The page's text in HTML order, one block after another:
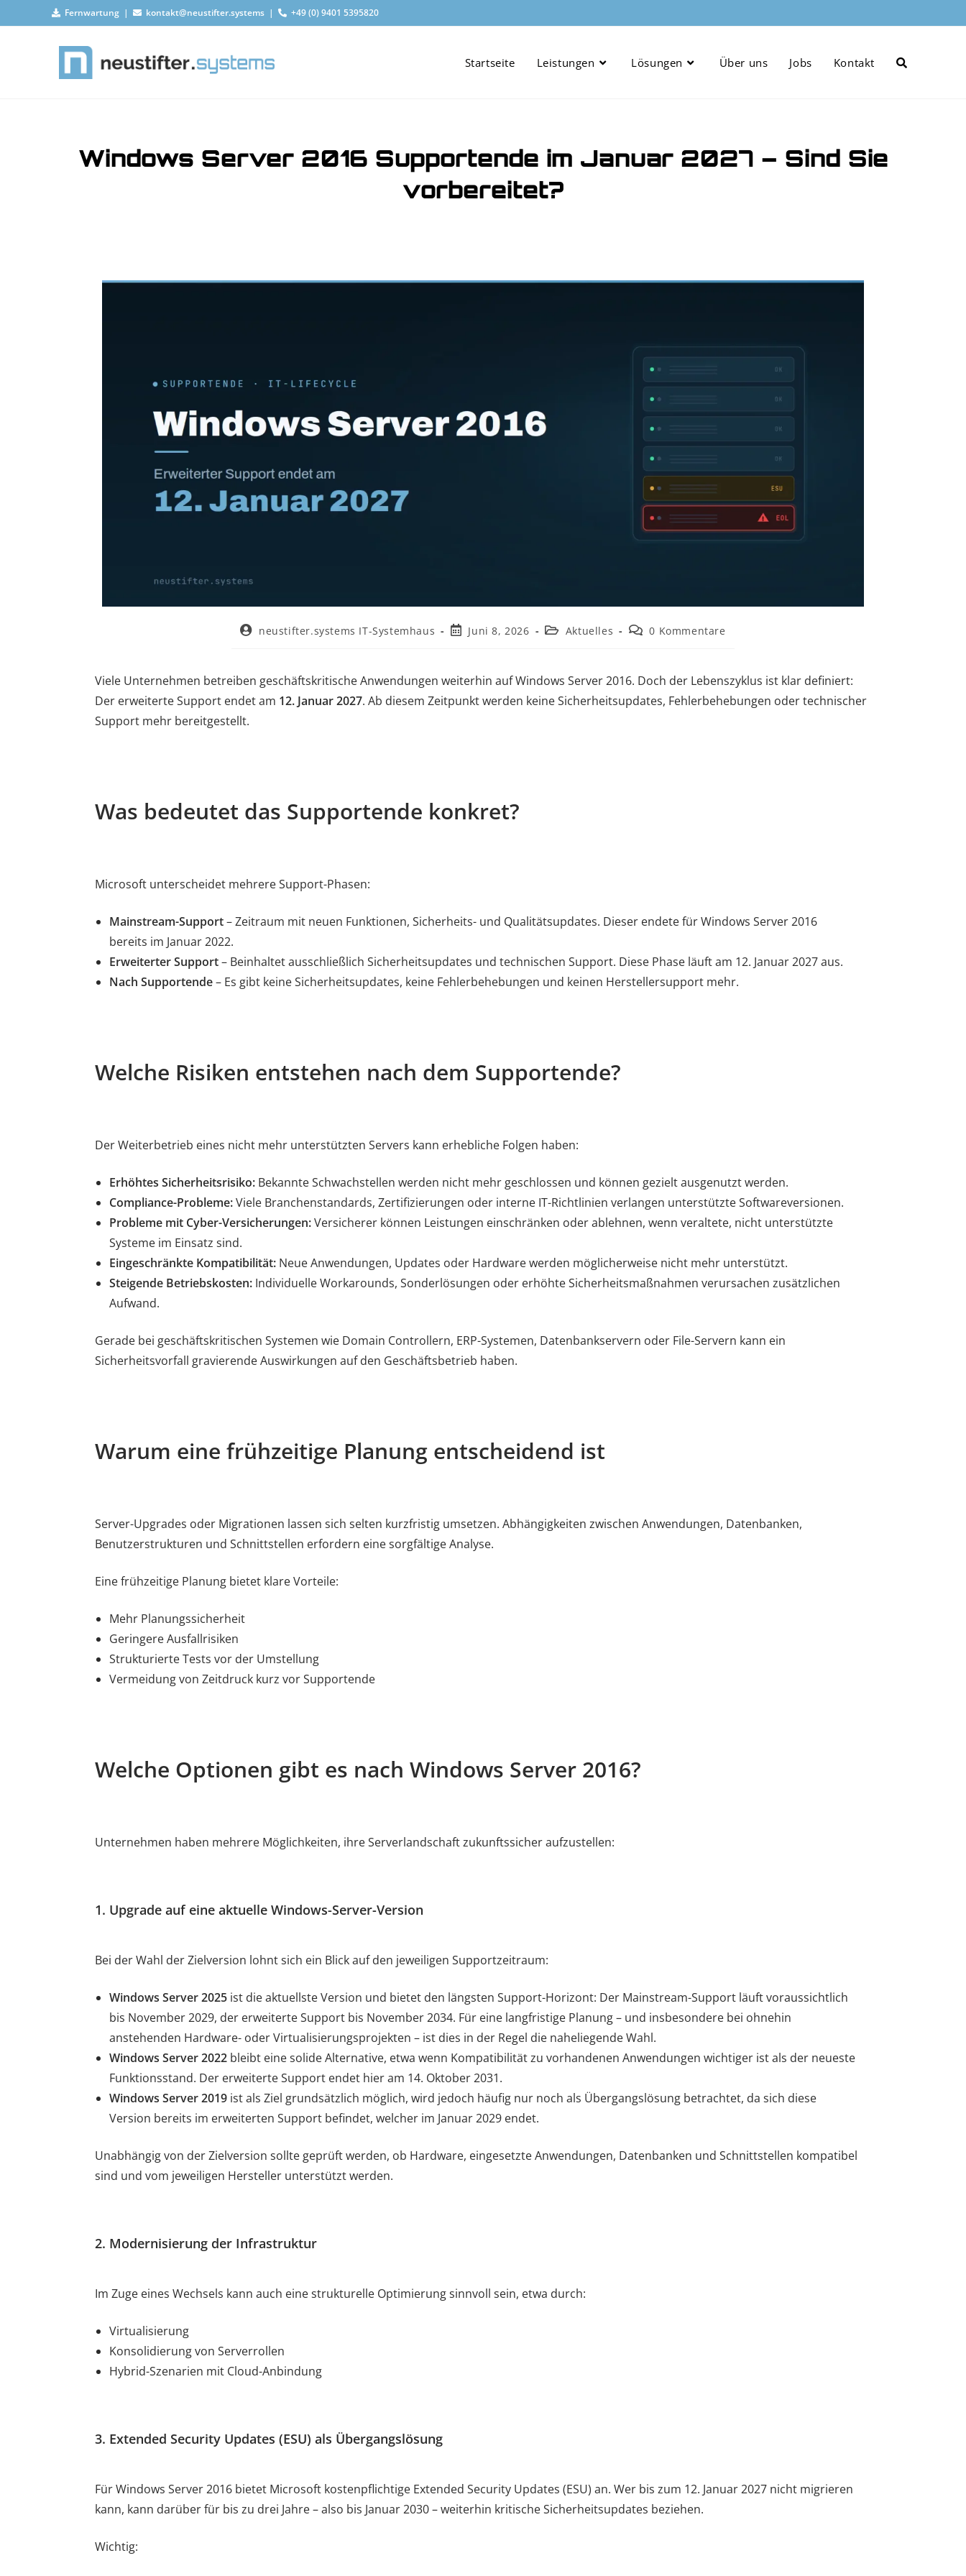
Fernwartung | kontakt@neustifter.systems | +49 (0) 9401 5395820
Startseite Leistungen Lösungen Über uns Jobs Kontakt
Windows Server 2016 Supportende im Januar 2027 – Sind Sie
vorbereitet?
neustifter.systems IT-Systemhaus Juni 8, 2026 Aktuelles 0 Kommentare
Viele Unternehmen betreiben geschäftskritische Anwendungen weiterhin auf Windows Server 2016. Doch der Lebenszyklus ist klar definiert:
Der erweiterte Support endet am 12. Januar 2027. Ab diesem Zeitpunkt werden keine Sicherheitsupdates, Fehlerbehebungen oder technischer
Support mehr bereitgestellt.
Was bedeutet das Supportende konkret?
Microsoft unterscheidet mehrere Support-Phasen:
Mainstream-Support– Zeitraum mit neuen Funktionen, Sicherheits- und Qualitätsupdates. Dieser endete für Windows Server 2016
bereits im Januar 2022.
Erweiterter Support– Beinhaltet ausschließlich Sicherheitsupdates und technischen Support. Diese Phase läuft am 12. Januar 2027 aus.
Nach Supportende– Es gibt keine Sicherheitsupdates, keine Fehlerbehebungen und keinen Herstellersupport mehr.
Welche Risiken entstehen nach dem Supportende?
Der Weiterbetrieb eines nicht mehr unterstützten Servers kann erhebliche Folgen haben:
Erhöhtes Sicherheitsrisiko: Bekannte Schwachstellen werden nicht mehr geschlossen und können gezielt ausgenutzt werden.
Compliance-Probleme:Viele Branchenstandards, Zertifizierungen oder interne IT-Richtlinien verlangen unterstützte Softwareversionen.
Probleme mit Cyber-Versicherungen:Versicherer können Leistungen einschränken oder ablehnen, wenn veraltete, nicht unterstützte
Systeme im Einsatz sind.
Eingeschränkte Kompatibilität: Neue Anwendungen, Updates oder Hardware werden möglicherweise nicht mehr unterstützt.
Steigende Betriebskosten: Individuelle Workarounds, Sonderlösungen oder erhöhte Sicherheitsmaßnahmen verursachen zusätzlichen
Aufwand.
Gerade bei geschäftskritischen Systemen wie Domain Controllern, ERP-Systemen, Datenbankservern oder File-Servern kann ein
Sicherheitsvorfall gravierende Auswirkungen auf den Geschäftsbetrieb haben.
Warum eine frühzeitige Planung entscheidend ist
Server-Upgrades oder Migrationen lassen sich selten kurzfristig umsetzen. Abhängigkeiten zwischen Anwendungen, Datenbanken,
Benutzerstrukturen und Schnittstellen erfordern eine sorgfältige Analyse.
Eine frühzeitige Planung bietet klare Vorteile:
Mehr Planungssicherheit
Geringere Ausfallrisiken
Strukturierte Tests vor der Umstellung
Vermeidung von Zeitdruck kurz vor Supportende
Welche Optionen gibt es nach Windows Server 2016?
Unternehmen haben mehrere Möglichkeiten, ihre Serverlandschaft zukunftssicher aufzustellen:
1. Upgrade auf eine aktuelle Windows-Server-Version
Bei der Wahl der Zielversion lohnt sich ein Blick auf den jeweiligen Supportzeitraum:
Windows Server 2025 ist die aktuellste Version und bietet den längsten Support-Horizont: Der Mainstream-Support läuft voraussichtlich
bis November 2029, der erweiterte Support bis November 2034. Für eine langfristige Planung – und insbesondere bei ohnehin
anstehenden Hardware- oder Virtualisierungsprojekten – ist dies in der Regel die naheliegende Wahl.
Windows Server 2022 bleibt eine solide Alternative, etwa wenn Kompatibilität zu vorhandenen Anwendungen wichtiger ist als der neueste
Funktionsstand. Der erweiterte Support endet hier am 14. Oktober 2031.
Windows Server 2019 ist als Ziel grundsätzlich möglich, wird jedoch häufig nur noch als Übergangslösung betrachtet, da sich diese
Version bereits im erweiterten Support befindet, welcher im Januar 2029 endet.
Unabhängig von der Zielversion sollte geprüft werden, ob Hardware, eingesetzte Anwendungen, Datenbanken und Schnittstellen kompatibel
sind und vom jeweiligen Hersteller unterstützt werden.
2. Modernisierung der Infrastruktur
Im Zuge eines Wechsels kann auch eine strukturelle Optimierung sinnvoll sein, etwa durch:
Virtualisierung
Konsolidierung von Serverrollen
Hybrid-Szenarien mit Cloud-Anbindung
3. Extended Security Updates (ESU) als Übergangslösung
Für Windows Server 2016 bietet Microsoft kostenpflichtige Extended Security Updates (ESU) an. Wer bis zum 12. Januar 2027 nicht migrieren
kann, kann darüber für bis zu drei Jahre – also bis Januar 2030 – weiterhin kritische Sicherheitsupdates beziehen.
Wichtig: